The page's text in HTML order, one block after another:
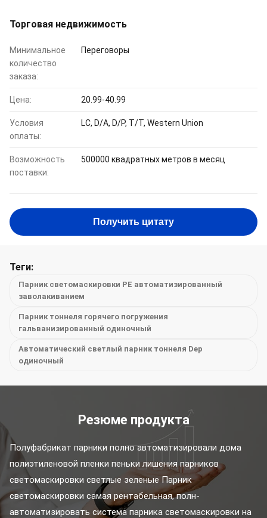
Торговая недвижимость
Минимальное
количество
заказа:
Переговоры
Цена: 20.99-40.99
Условия
оплаты:
LC, D/A, D/P, T/T, Western Union
Возможность
поставки:
500000 квадратных метров в месяц
Получить цитату
Теги:
Парник светомаскировки PE автоматизированный
заволакиванием
Парник тоннеля горячего погружения
гальванизированный одиночный
Автоматический светлый парник тоннеля Dep
одиночный
Резюме продукта
Полуфабрикат парники полно автоматизировали дома
полиэтиленовой пленки пеньки лишения парников
светомаскировки светлые зеленые Парник
светомаскировки самая рентабельная, полн-
автоматизировать система парника светомаскировки на